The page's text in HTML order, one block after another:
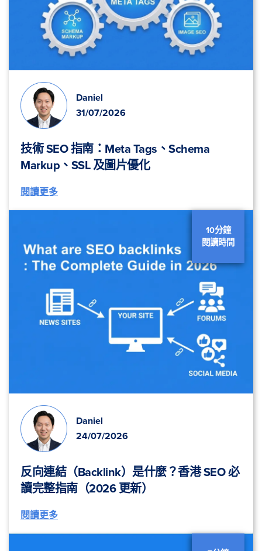
Daniel
31/07/2026
技術 SEO 指南：Meta Tags、Schema
Markup、SSL 及圖片優化
閱讀更多
10分鐘
閱讀時間
Daniel
24/07/2026
反向連結（Backlink）是什麼？香港 SEO 必
讀完整指南（2026 更新）
閱讀更多